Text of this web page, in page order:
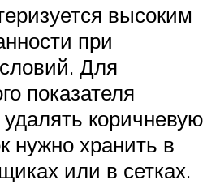
высоким
при
Для
показателя
коричневую
нужно хранить в
или в сетках.